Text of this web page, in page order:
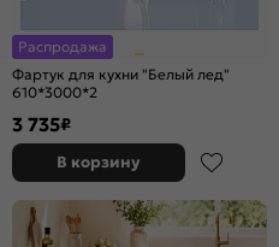
Распродажа
Фартук для кухни "Белый лед"
610*3000*2
3 735₽
В корзину